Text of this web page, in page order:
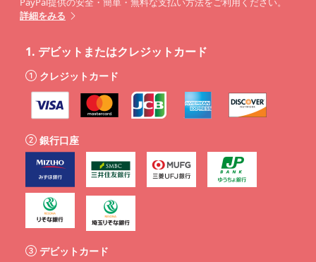
詳細をみる
1. デビットまたはクレジットカード
クレジットカード
銀行口座
デビットカード